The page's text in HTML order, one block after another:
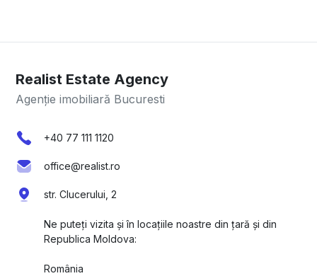
Realist Estate Agency
Agenție imobiliară Bucuresti
+40 77 111 1120
office@realist.ro
str. Clucerului, 2
Ne puteți vizita și în locațiile noastre din țară și din
Republica Moldova:
România